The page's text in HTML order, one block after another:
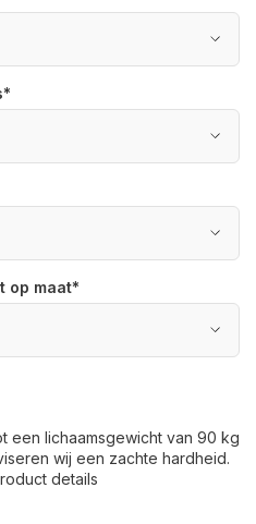
*
op maat*
een lichaamsgewicht van 90 kg
wij een zachte hardheid.
details